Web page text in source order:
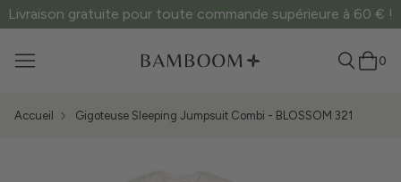
Livraison gratuite pour toute commande supérieure à 60 € !
0
Accueil Gigoteuse Sleeping Jumpsuit Combi - BLOSSOM 321